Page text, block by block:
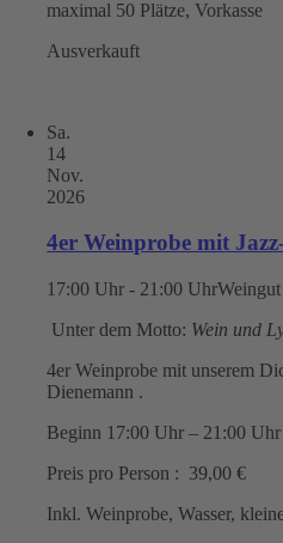
maximal 50 Plätze, Vorkasse
Ausverkauft
Sa.
14
Nov.
2026
4er Weinprobe mit
17:00 Uhr - 21:00 Uhr
Unter dem Motto: Wein und
4er Weinprobe mit unserem
Dienemann .
Beginn 17:00 Uhr – 21:00 Uhr
Preis pro Person : 39,00 €
Inkl. Weinprobe, Wasser,